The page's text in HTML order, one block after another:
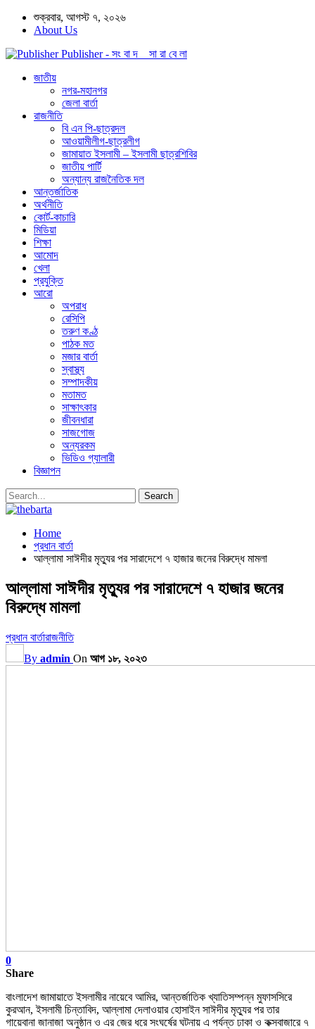
শুক্রবার, আগস্ট ৭, ২০২৬
About Us
Publisher - সং বা দ সা রা বে লা
জাতীয়
নগর-মহানগর
জেলা বার্তা
রাজনীতি
বি এন পি-ছাত্রদল
আওয়ামীলীগ-ছাত্রলীগ
জামায়াত ইসলামী – ইসলামী ছাত্রশিবির
জাতীয় পার্টি
অন্যান্য রাজনৈতিক দল
আন্তর্জাতিক
অর্থনীতি
কোর্ট-কাচারি
মিডিয়া
শিক্ষা
আমোদ
খেলা
প্রযুক্তি
আরো
অপরাধ
রেসিপি
তরুণ কণ্ঠ
পাঠক মত
মজার বার্তা
স্বাস্থ্য
সম্পাদকীয়
মতামত
সাক্ষাৎকার
জীবনধারা
সাজগোজ
অন্যরকম
ভিডিও গ্যালারী
বিজ্ঞাপন
Home
প্রধান বার্তা
আল্লামা সাঈদীর মৃত্যুর পর সারাদেশে ৭ হাজার জনের বিরুদ্ধে মামলা
আল্লামা সাঈদীর মৃত্যুর পর সারাদেশে ৭ হাজার জনের
বিরুদ্ধে মামলা
প্রধান বার্তারাজনীতি
By admin On আগ ১৮, ২০২৩
0
Share
বাংলাদেশ জামায়াতে ইসলামীর নায়েবে আমির, আন্তর্জাতিক খ্যাতিসম্পন্ন মুফাসসিরে
কুরআন, ইসলামী চিন্তাবিদ, আল্লামা দেলাওয়ার হোসাইন সাঈদীর মৃত্যুর পর তার
গায়েবানা জানাজা অনুষ্ঠান ও এর জের ধরে সংঘর্ষের ঘটনায় এ পর্যন্ত ঢাকা ও কক্সবাজারে ৭